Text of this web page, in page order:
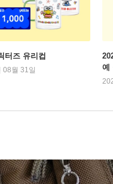
터즈 유리컵
월 31일
예